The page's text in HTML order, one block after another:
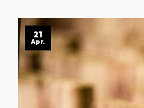
21
Apr.